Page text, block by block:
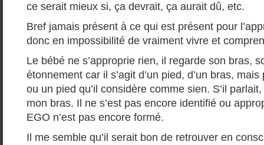
ce serait mieux si, ça devrait, ça aurait dû, etc.
Bref jamais présent à ce qui est présent pour
donc en impossibilité de vraiment vivre et
Le bébé ne s’approprie rien, il regarde son bras,
étonnement car il s’agit d’un pied, d’un bras,
ou un pied qu’il considère comme sien. S’il
mon bras. Il ne s’est pas encore identifié ou
EGO n’est pas encore formé.
Il me semble qu’il serait bon de retrouver en